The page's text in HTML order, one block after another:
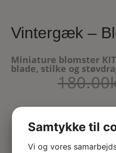
Vintergæk –
Miniature blomster
blade, stilke og
180.00
Tilføj til kurv
Samtykke til
Vi og vores